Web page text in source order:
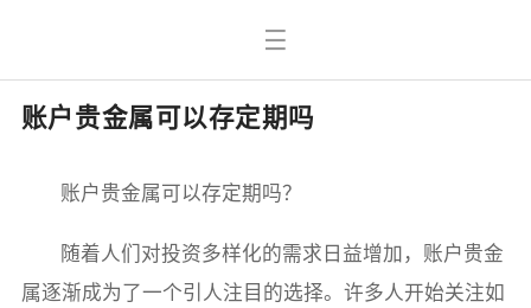
账户贵金属可以存定期吗
账户贵金属可以存定期吗？
随着人们对投资多样化的需求日益增加，账户贵金
属逐渐成为了一个引人注目的选择。许多人开始关注如